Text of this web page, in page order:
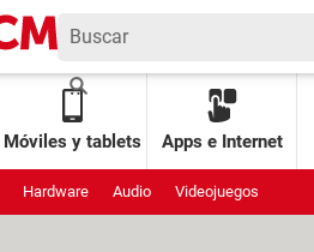
Móviles y tablets Apps e Internet
Hardware Audio Videojuegos